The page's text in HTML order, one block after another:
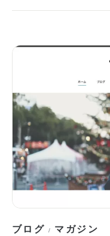
ブログ / マガジン